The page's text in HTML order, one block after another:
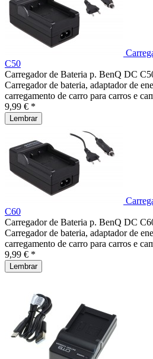
C50
Carregador de Bateria p. BenQ DC
Carregador de bateria, adaptador de
carregamento de carro para carros e
9,99 € *
Lembrar
C60
Carregador de Bateria p. BenQ DC
Carregador de bateria, adaptador de
carregamento de carro para carros e
9,99 € *
Lembrar